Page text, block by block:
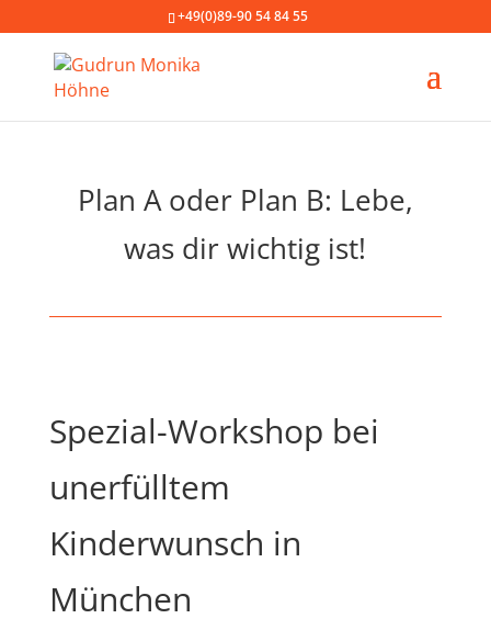
+49(0)89-90 54 84 55
Plan A oder Plan B: Lebe,
was dir wichtig ist!
Spezial-Workshop bei
unerfülltem
Kinderwunsch in
München